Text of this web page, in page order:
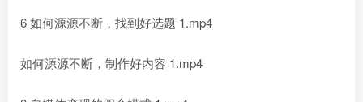
6 如何源源不断，找到好选题 1.mp4
如何源源不断，制作好内容 1.mp4